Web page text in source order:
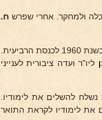
ולמחקר. אחרי שפרש ח.
שוב הוא חוזר לקיבוץ ועובד במטע ומשמש בתפקיד מזכיר הפנים עד אשר הוא נכנס בשנת 1960 לכנסת הרביעית.
ליו"ר ועדה ציבורית לענייני
להשלים את לימודיו.
את לימודיו לקראת התואר